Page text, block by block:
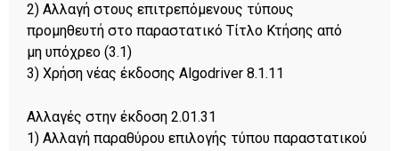
2) Αλλαγή στους επιτρεπόμενους τύπους
προμηθευτή στο παραστατικό Τίτλο Κτήσης από
μη υπόχρεο (3.1)
3) Χρήση νέας έκδοσης Algodriver 8.1.11
Αλλαγές στην έκδοση 2.01.31
1) Αλλαγή παραθύρου επιλογής τύπου παραστατικού